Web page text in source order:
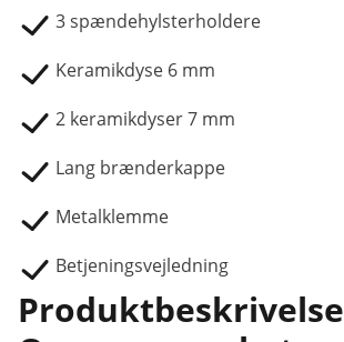
3 spændehylsterholdere
Keramikdyse 6 mm
2 keramikdyser 7 mm
Lang brænderkappe
Metalklemme
Betjeningsvejledning
Produktbeskrivelse